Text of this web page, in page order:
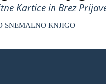
Kartice in Brez
SNEMALNO KNJIGO